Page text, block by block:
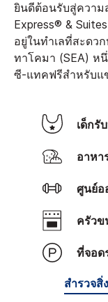
ยินดีต้อนรับสู่ความ
Express® &
อยู่ในทำเลที่สะดว
ทาโคมา (SEA) ห
ซี-แทคฟรีสำหรับแ
เด็ก
อาห
ศูนย์
ครัว
ที่จอ
สำรวจ